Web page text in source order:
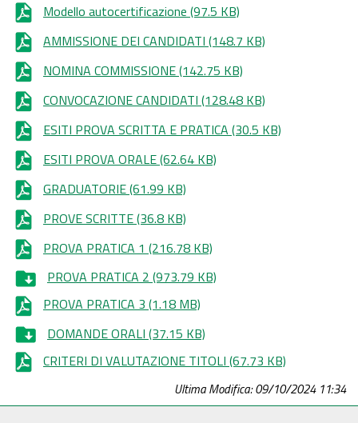
Modello autocertificazione (97.5 KB)
AMMISSIONE DEI CANDIDATI (148.7 KB)
NOMINA COMMISSIONE(142.75 KB)
CONVOCAZIONE CANDIDATI (128.48 KB)
ESITI PROVA SCRITTA E PRATICA (30.5 KB)
ESITI PROVA ORALE(62.64 KB)
GRADUATORIE(61.99 KB)
PROVE SCRITTE(36.8 KB)
PROVA PRATICA 1 (216.78 KB)
PROVA PRATICA 2 (973.79 KB)
PROVA PRATICA 3 (1.18 MB)
DOMANDE ORALI (37.15 KB)
CRITERI DI VALUTAZIONE TITOLI (67.73 KB)
Ultima Modifica: 09/10/2024 11:34